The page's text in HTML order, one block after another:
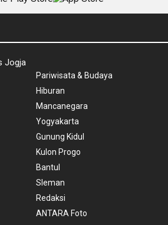
Jogja
Pariwisata & Budaya
Hiburan
Mancanegara
Yogyakarta
Gunung Kidul
Kulon Progo
Bantul
Sleman
Redaksi
ANTARA Foto